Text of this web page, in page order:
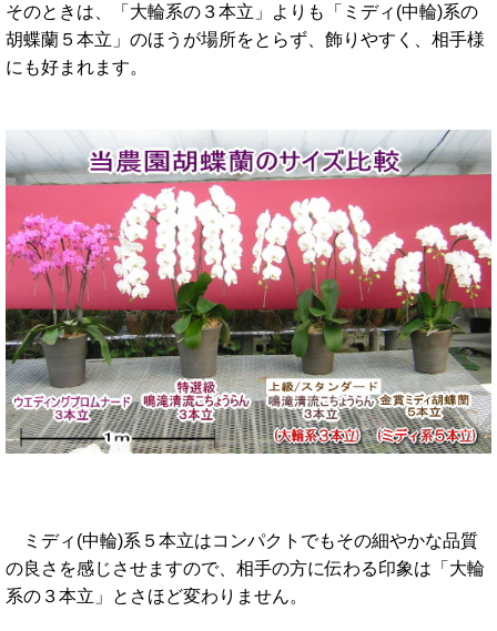
そのときは、「大輪系の３本立」よりも「ミディ(中輪)系の
胡蝶蘭５本立」のほうが場所をとらず、飾りやすく、相手様
にも好まれます。
ミディ(中輪)系５本立はコンパクトでもその細やかな品質
の良さを感じさせますので、相手の方に伝わる印象は「大輪
系の３本立」とさほど変わりません。